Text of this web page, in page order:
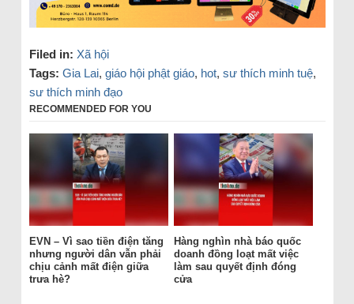
Filed in: Xã hội
Tags: Gia Lai, giáo hội phật giáo, hot, sư thích minh tuệ,
sư thích minh đạo
RECOMMENDED FOR YOU
EVN – Vì sao tiền điện tăng
nhưng người dân vẫn phải
chịu cảnh mất điện giữa
trưa hè?
Hàng nghìn nhà báo quốc
doanh đồng loạt mất việc
làm sau quyết định đóng
cửa